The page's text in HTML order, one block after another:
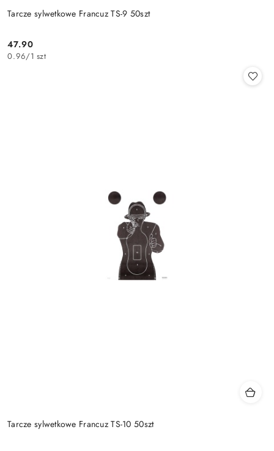
Tarcze sylwetkowe Francuz TS-9 50szt
Cena:
47.90
0.96/1 szt
Tarcze sylwetkowe Francuz TS-10 50szt